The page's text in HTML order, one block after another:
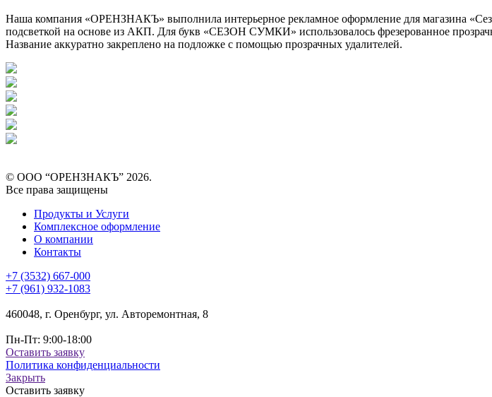
Наша компания «ОРЕНЗНАКЪ» выполнила интерьерное рекламное оформление для магазина
подсветкой на основе из АКП. Для букв «СЕЗОН СУМКИ» использовалось фрезерованное
Название аккуратно закреплено на подложке с помощью прозрачных удалителей.
© ООО “ОРЕНЗНАКЪ” 2026.
Все права защищены
Продукты и Услуги
Комплексное оформление
О компании
Контакты
+7 (3532) 667-000
+7 (961) 932-1083
460048, г. Оренбург, ул. Авторемонтная, 8
Пн-Пт: 9:00-18:00
Оставить заявку
Политика конфиденциальности
Закрыть
Оставить заявку